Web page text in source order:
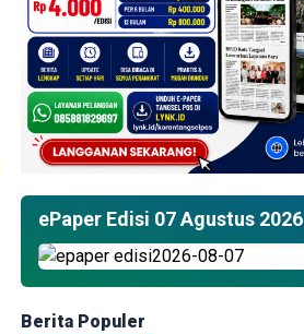
ePaper Edisi 07 Agustus 2026
Berita Populer